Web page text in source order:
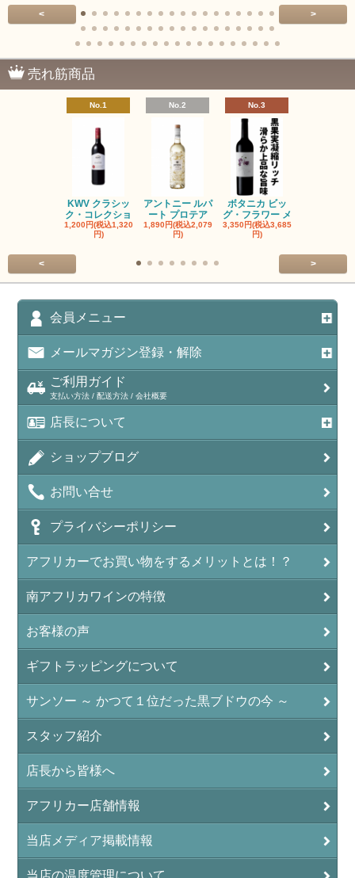
< >
売れ筋商品
No.1
KWV クラシッ
ク・コレクショ
1,200円(税込1,320
円)
No.2
アントニー ルパ
ート プロテア
1,890円(税込2,079
円)
No.3
ボタニカ ビッ
グ・フラワー メ
3,350円(税込3,685
円)
< >
会員メニュー
メールマガジン登録・解除
ご利用ガイド
支払い方法 / 配送方法 / 会社概要
店長について
ショップブログ
お問い合せ
プライバシーポリシー
アフリカーでお買い物をするメリットとは！？
南アフリカワインの特徴
お客様の声
ギフトラッピングについて
サンソー ～ かつて１位だった黒ブドウの今 ～
スタッフ紹介
店長から皆様へ
アフリカー店舗情報
当店メディア掲載情報
当店の温度管理について